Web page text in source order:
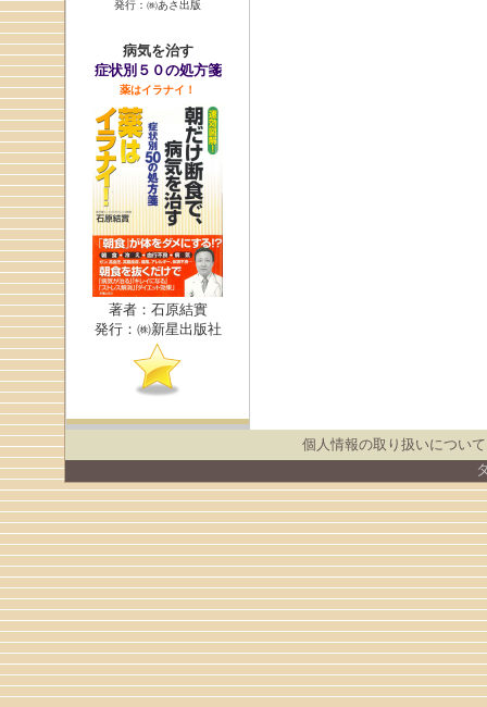
発行：㈱あさ出版
病気を治す
症状別５０の処方箋
薬はイラナイ！
著者：石原結實
発行：㈱新星出版社
個人情報の取り扱いについて